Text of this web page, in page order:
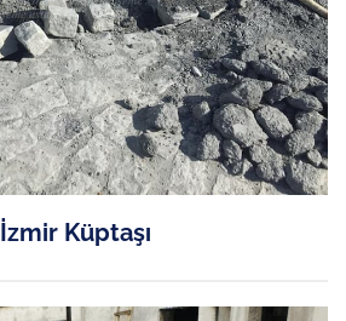
İzmir Küptaşı